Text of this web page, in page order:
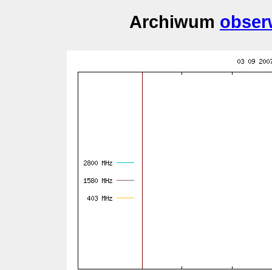
Archiwum